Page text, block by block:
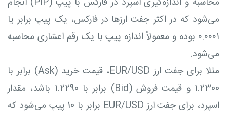
می‌شود که در اکثر جفت ارزها در فارکس، یک پیپ برابر یا
۰.۰۰۰۱ بوده و معمولاً اندازه پیپ با یک رقم اعشاری محاسبه
می‌شود.
مثلا برای جفت ارز EUR/USD، قیمت خرید (Ask) برابر با
1.2300 و قیمت فروش (Bid) برابر با 1.2290 باشد، مقدار
اسپرد، برای جفت ارز EUR/USD برابر با 10 پیپ می‌شود که